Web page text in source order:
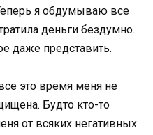
я обдумываю все
деньги бездумно.
даже представить.
это время меня не
Будто кто-то
от всяких негативных